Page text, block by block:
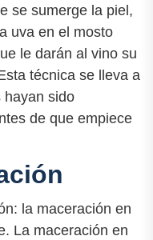
se sumerge la piel,
uva en el mosto
le darán al vino su
técnica se lleva a
hayan sido
de que empiece
la maceración en
La maceración en